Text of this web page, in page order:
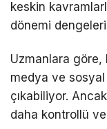
keskin
dönemi
Uzmanlara göre,
medya ve sosyal
çıkabiliyor.
daha kontrollü